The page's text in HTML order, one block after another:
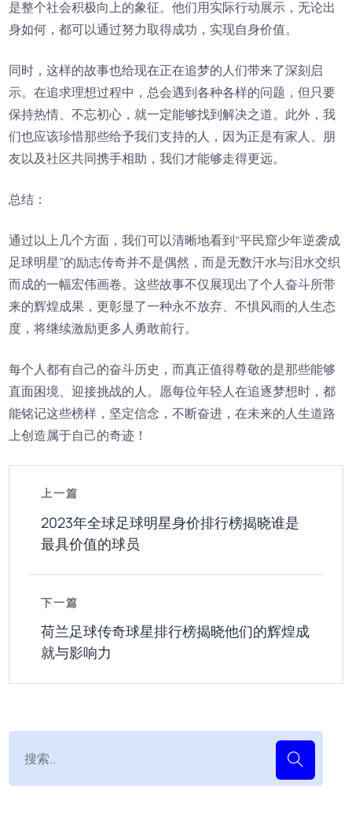
是整个社会积极向上的象征。他们用实际行动展示，无论出
身如何，都可以通过努力取得成功，实现自身价值。
同时，这样的故事也给现在正在追梦的人们带来了深刻启
示。在追求理想过程中，总会遇到各种各样的问题，但只要
保持热情、不忘初心，就一定能够找到解决之道。此外，我
们也应该珍惜那些给予我们支持的人，因为正是有家人、朋
友以及社区共同携手相助，我们才能够走得更远。
总结：
通过以上几个方面，我们可以清晰地看到“平民窟少年逆袭成
足球明星”的励志传奇并不是偶然，而是无数汗水与泪水交织
而成的一幅宏伟画卷。这些故事不仅展现出了个人奋斗所带
来的辉煌成果，更彰显了一种永不放弃、不惧风雨的人生态
度，将继续激励更多人勇敢前行。
每个人都有自己的奋斗历史，而真正值得尊敬的是那些能够
直面困境、迎接挑战的人。愿每位年轻人在追逐梦想时，都
能铭记这些榜样，坚定信念，不断奋进，在未来的人生道路
上创造属于自己的奇迹！
上一篇
2023年全球足球明星身价排行榜揭晓谁是
最具价值的球员
下一篇
荷兰足球传奇球星排行榜揭晓他们的辉煌成
就与影响力